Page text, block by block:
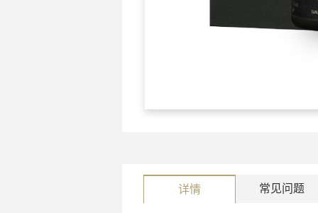
详情 常见问题